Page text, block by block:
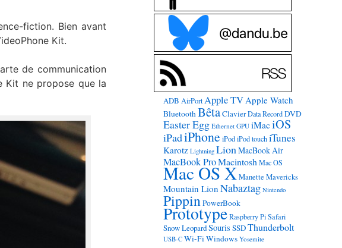
fiction. Bien avant
Kit.
de communication
Kit ne propose que la
ADB AirPort Apple TVApple Watch
BluetoothBêtaClavier Data Record DVD
Easter Egg Ethernet GPU iMaciOS
iPadiPhone iPod iPod touch iTunes
Karotz Lightning LionMacBook Air
MacBook ProMacintosh Mac OS
Mac OS X Manette Mavericks
Mountain Lion Nabaztag Nintendo
PippinPowerBook
Prototype Raspberry Pi Safari
Snow LeopardSouris SSDThunderbolt
USB-C Wi-FiWindows Yosemite